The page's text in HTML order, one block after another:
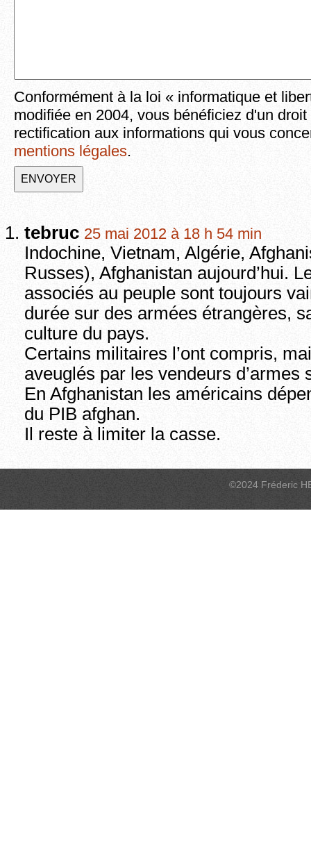
Conformément à la loi « informatique et
modifiée en 2004, vous bénéficiez d'un
rectification aux informations qui vous
mentions légales.
tebruc 25 mai 2012 à 18 h 54 min
Indochine, Vietnam, Algérie,
Russes), Afghanistan aujourd’hui.
associés au peuple sont toujours
durée sur des armées étrangères,
culture du pays.
Certains militaires l’ont compris,
aveuglés par les vendeurs d’armes
En Afghanistan les américains
du PIB afghan.
Il reste à limiter la casse.
©2024 Fréderic